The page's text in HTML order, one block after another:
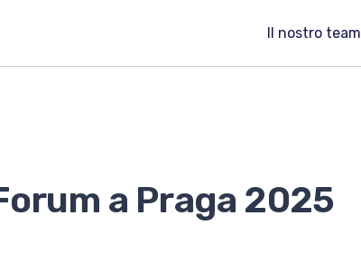
Il nostro team
a Praga 2025